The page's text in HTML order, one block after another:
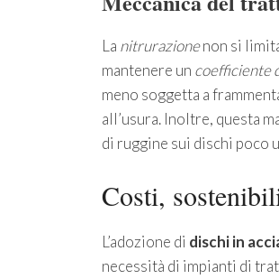
La nitrurazionenon si
mantenere un coefficiente
meno soggetta a
all’usura. Inoltre, questa
di ruggine sui dischi poco
Costi,
L’adozione di dischi in
necessità di impianti di